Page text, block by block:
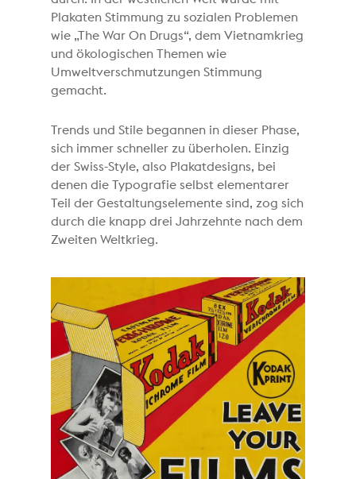
Plakaten Stimmung zu sozialen Problemen
wie „The War On Drugs“, dem Vietnamkrieg
und ökologischen Themen wie
Umweltverschmutzungen Stimmung
gemacht.
Trends und Stile begannen in dieser Phase,
sich immer schneller zu überholen. Einzig
der Swiss-Style, also Plakatdesigns, bei
denen die Typografie selbst elementarer
Teil der Gestaltungselemente sind, zog sich
durch die knapp drei Jahrzehnte nach dem
Zweiten Weltkrieg.